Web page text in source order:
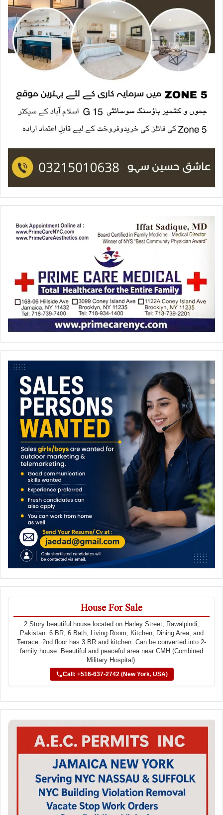
House For Sale
2 Story beautiful house located on Harley Street, Rawalpindi,
Pakistan. 6 BR, 6 Bath, Living Room, Kitchen, Dining Area, and
Terrace. 2nd floor has 3 BR and kitchen. Can be converted into 2-
family house. Beautiful and peaceful area near CMH (Combined
Military Hospital).
Call: +516-637-2742 (New York, USA)